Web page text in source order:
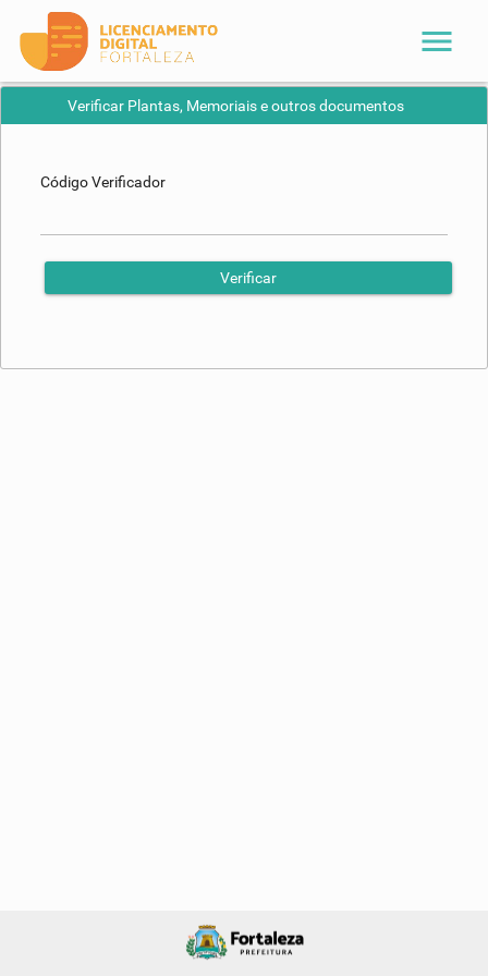
menu
Verificar Plantas, Memoriais e outros documentos
Código Verificador
Verificar